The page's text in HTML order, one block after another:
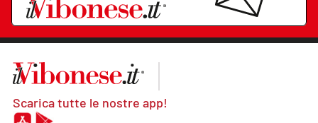
Scarica tutte le nostre app!